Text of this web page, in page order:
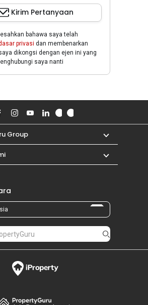
Kirim Pertanyaan
bahawa saya telah
privasi dan membenarkan
dikongsi dengan ejen ini yang
saya nanti
Group